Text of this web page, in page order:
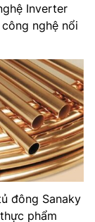
Inverter
nghệ nổi
đông Sanaky
phẩm